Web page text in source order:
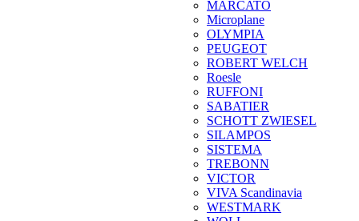
MARCATO
Microplane
OLYMPIA
PEUGEOT
ROBERT WELCH
Roesle
RUFFONI
SABATIER
SCHOTT ZWIESEL
SILAMPOS
SISTEMA
TREBONN
VICTOR
VIVA Scandinavia
WESTMARK